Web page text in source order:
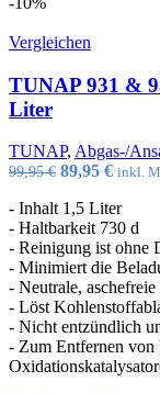
Vergleichen
TUNAP 931 &
Liter
TUNAP, Abgas-/
99,95€
war:
99,95 €
89,95 €
ist:
89,95 €.
inkl.
- Inhalt 1,5 Liter
- Haltbarkeit 730 d
- Reinigung ist ohne
- Minimiert die
- Neutrale,
- Löst
- Nicht entzündlich
- Zum Entfernen von